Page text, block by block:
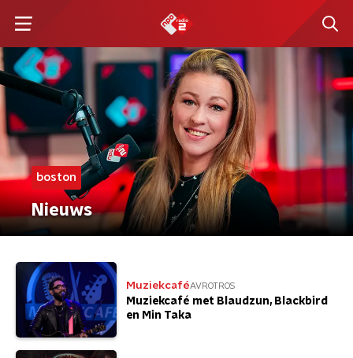
boston
Nieuws
MuziekcaféAVROTROS
Muziekcafé met Blaudzun, Blackbird
en Min Taka